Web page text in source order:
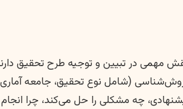
در تبیین و توجیه طرح تحقیق
(شامل نوع تحقیق، جامعه
چه مشکلی را حل می‌کند، چرا